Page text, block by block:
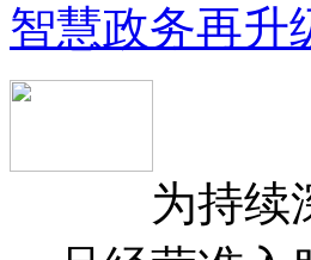
智慧政务再升
为持续深